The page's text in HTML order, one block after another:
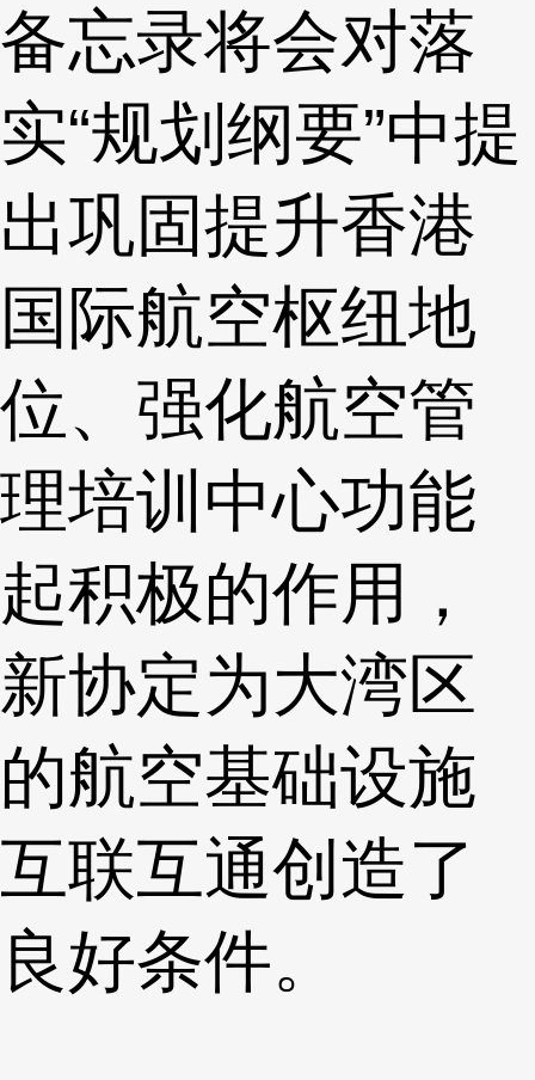
备忘录将会对落
实“规划纲要”中提
出巩固提升香港
国际航空枢纽地
位、强化航空管
理培训中心功能
起积极的作用，
新协定为大湾区
的航空基础设施
互联互通创造了
良好条件。